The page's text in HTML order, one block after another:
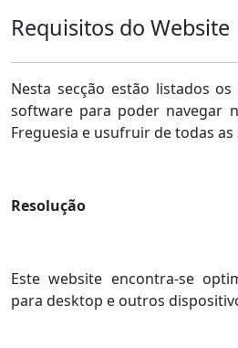
Requisitos do Website
Nesta secção estão listados
software para poder navegar
Freguesia e usufruir de todas
Resolução
Este website encontra-se
para desktop e outros